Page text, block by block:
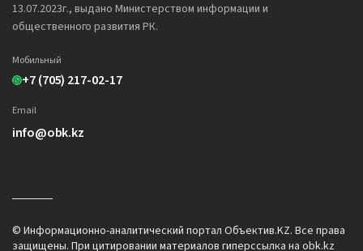
13.07.2023г., выдано Министерством информации и
общественного развития РК.
Мобильный
+7 (705) 217-02-17
Email
info@obk.kz
© Информационно-аналитический портал Объектив.KZ. Все права
защищены. При цитировании материалов гиперссылка на obk.kz